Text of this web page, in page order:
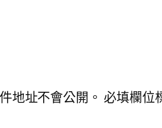
地址不會公開。 必填欄位